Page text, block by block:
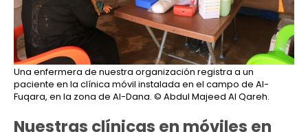
Una enfermera de nuestra organización registra a un
paciente en la clínica móvil instalada en el campo de Al-
Fuqara, en la zona de Al-Dana. © Abdul Majeed Al Qareh.
Nuestras clínicas en móviles en